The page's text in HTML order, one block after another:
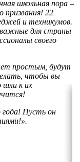
школьная пора –
призвания! 22
и техникумов.
для страны
своего
простым, будут
чтобы вы
шли к их
года! Пусть он